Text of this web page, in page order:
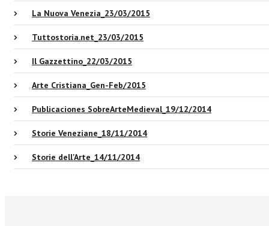
La Nuova Venezia_23/03/2015
Tuttostoria.net_23/03/2015
Il Gazzettino_22/03/2015
Arte Cristiana_Gen-Feb/2015
Publicaciones SobreArteMedieval_19/12/2014
Storie Veneziane_18/11/2014
Storie dell'Arte_14/11/2014